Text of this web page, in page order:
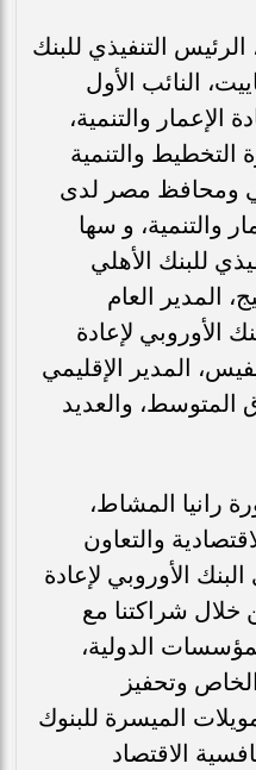
التنفيذي للبنك
النائب الأول
الإعمار والتنمية،
التخطيط والتنمية
ومحافظ مصر لدى
والتنمية، و سها
للبنك الأهلي
المدير العام
الأوروبي لإعادة
المدير الإقليمي
والعديد
رانيا المشاط،
والتعاون
الأوروبي لإعادة
خلال شراكتنا مع
الدولية،
وتحفيز
الميسرة للبنوك
الاقتصاد